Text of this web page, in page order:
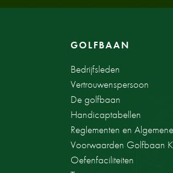
GOLFBAAN
Bedrijfsleden
Vertrouwenspersoon
De golfbaan
Handicaptabellen
Reglementen en Algemene
Voorwaarden Golfbaan
Oefenfaciliteiten